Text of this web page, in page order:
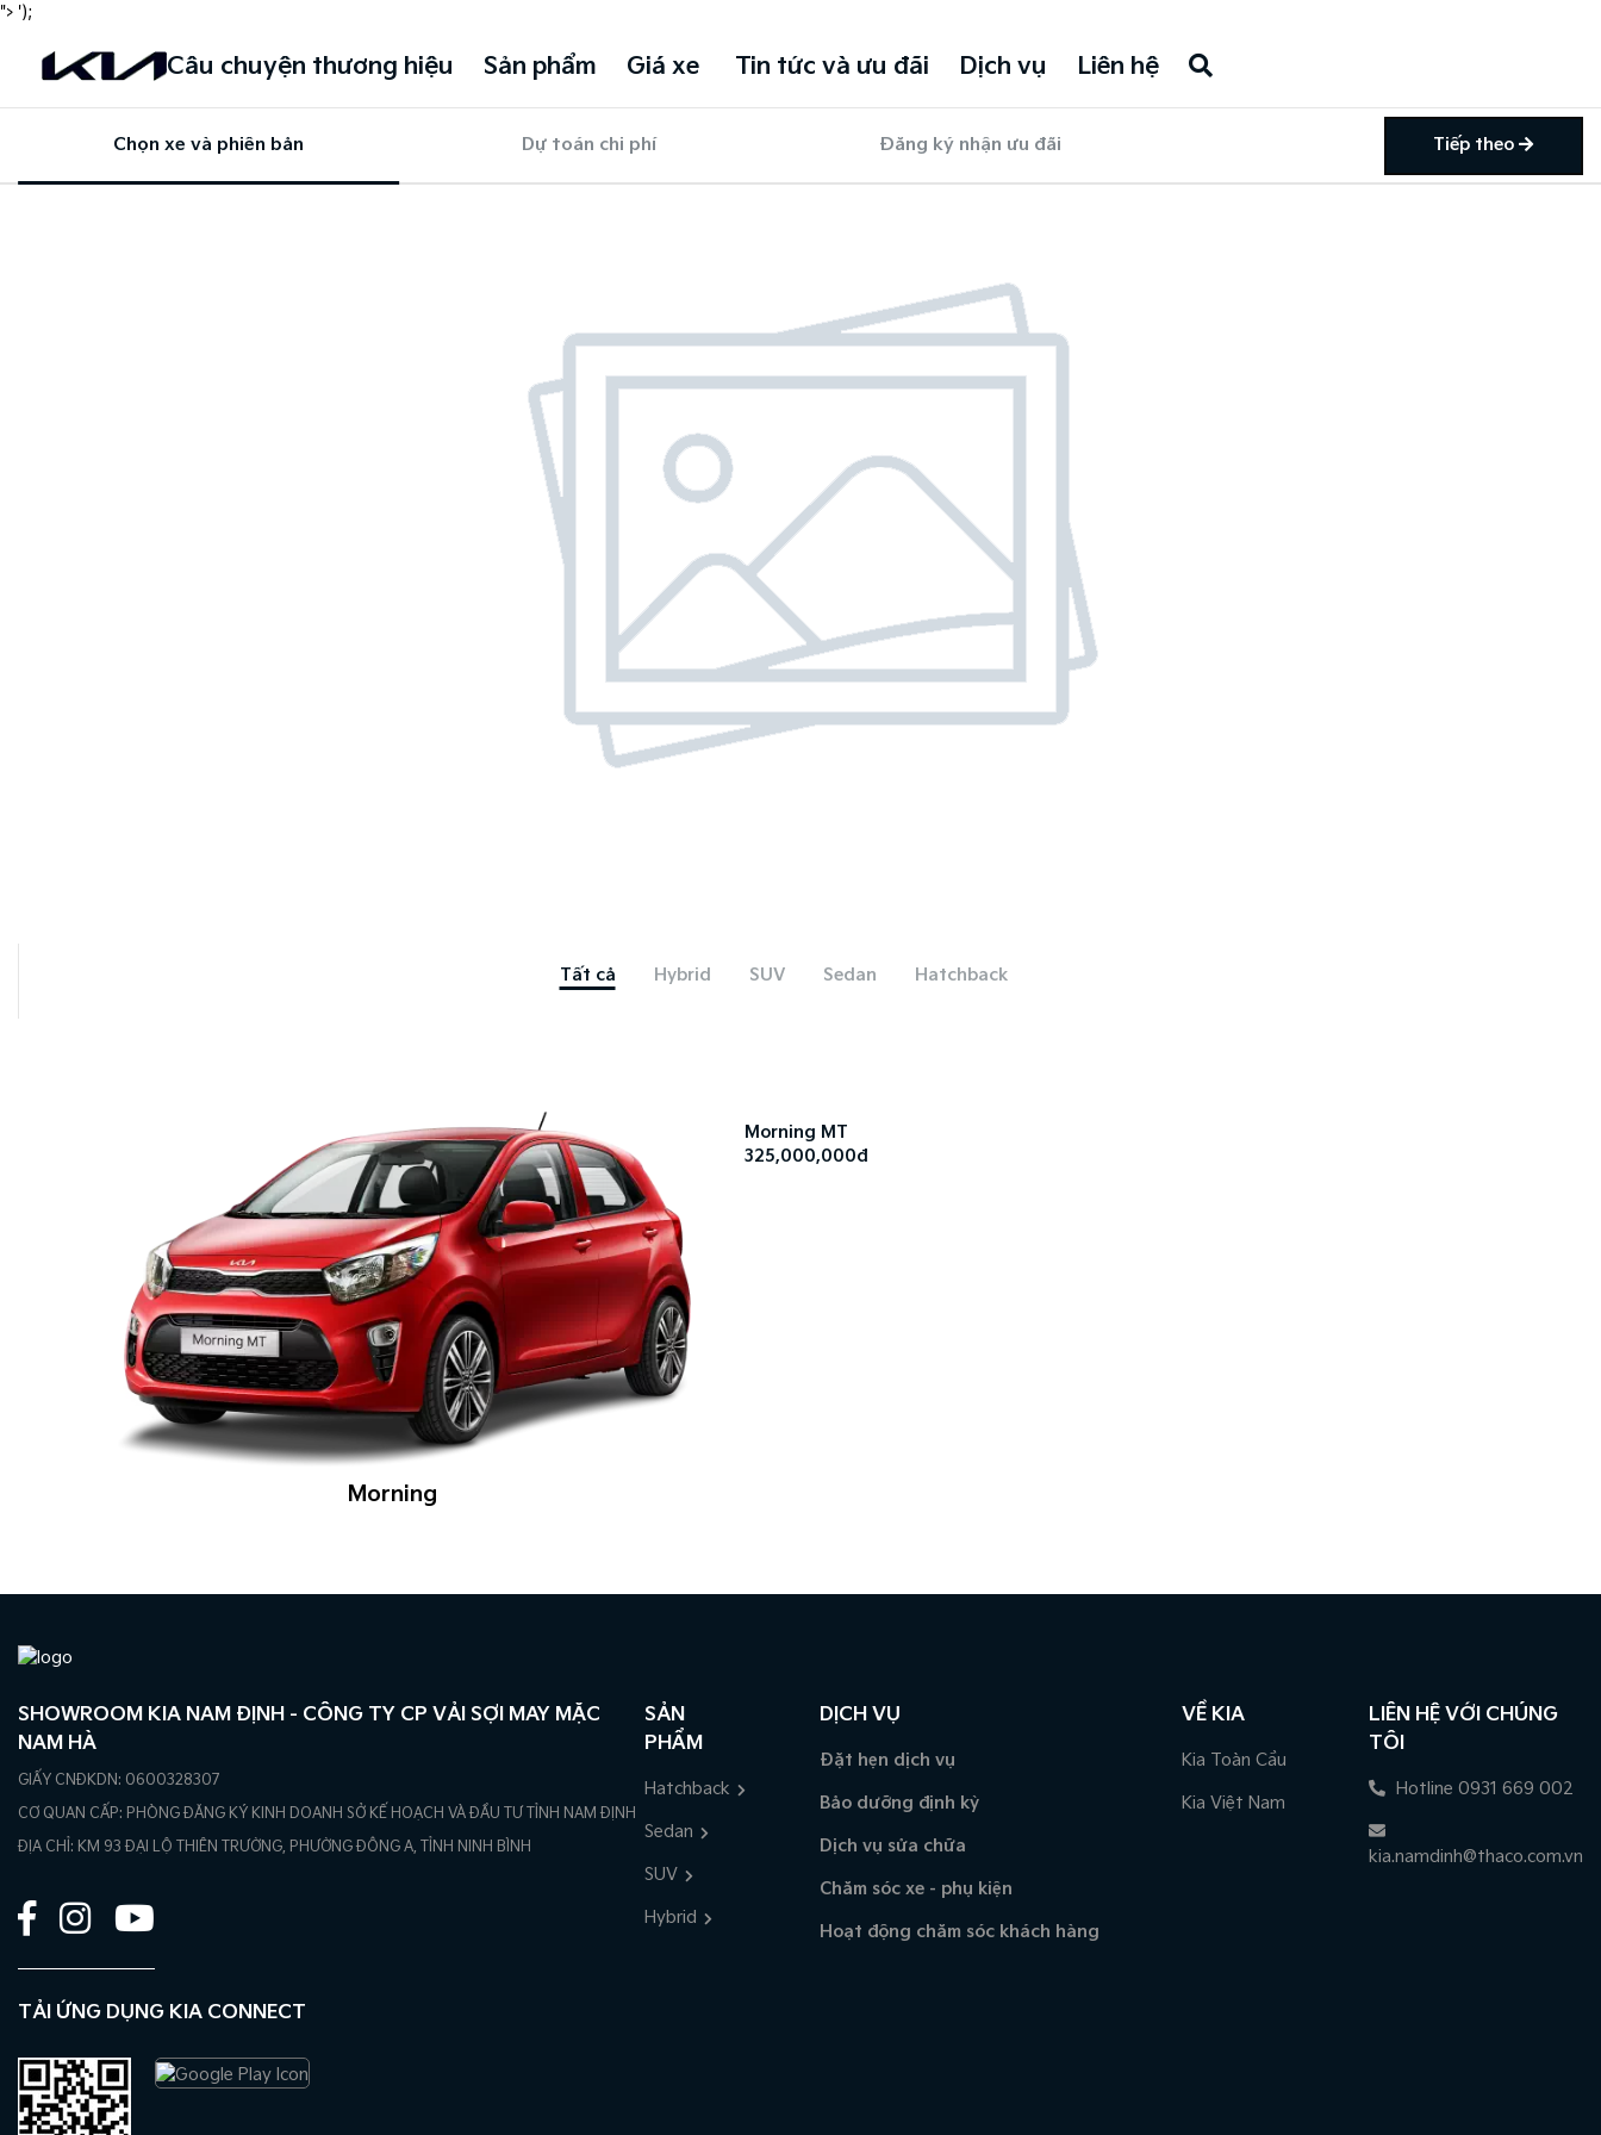
"> ');
Câu chuyện thương hiệu Sản phẩm Giá xe Tin tức và ưu đãi Dịch vụ Liên hệ
Chọn xe và phiên bản Dự toán chi phí Đăng ký nhận ưu đãi Tiếp theo
Tất cả Hybrid SUV Sedan Hatchback
Morning
Morning MT
325,000,000đ
SHOWROOM KIA NAM ĐỊNH - CÔNG TY CP VẢI SỢI MAY MẶC
NAM HÀ
GIẤY CNĐKDN: 0600328307
CƠ QUAN CẤP: PHÒNG ĐĂNG KÝ KINH DOANH SỞ KẾ HOẠCH VÀ ĐẦU TƯ TỈNH NAM ĐỊNH
ĐỊA CHỈ: KM 93 ĐẠI LỘ THIÊN TRƯỜNG, PHƯỜNG ĐÔNG A, TỈNH NINH BÌNH
TẢI ỨNG DỤNG KIA CONNECT
SẢN
PHẨM
Hatchback
Sedan
SUV
Hybrid
DỊCH VỤ
Đặt hẹn dịch vụ
Bảo dưỡng định kỳ
Dịch vụ sửa chữa
Chăm sóc xe - phụ kiện
Hoạt động chăm sóc khách hàng
VỀ KIA
Kia Toàn Cầu
Kia Việt Nam
LIÊN HỆ VỚI CHÚNG
TÔI
Hotline 0931 669 002
kia.namdinh@thaco.com.vn